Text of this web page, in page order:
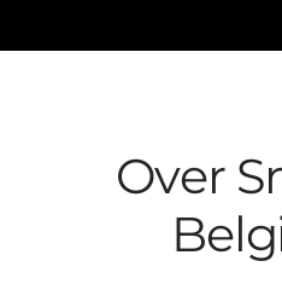
Over